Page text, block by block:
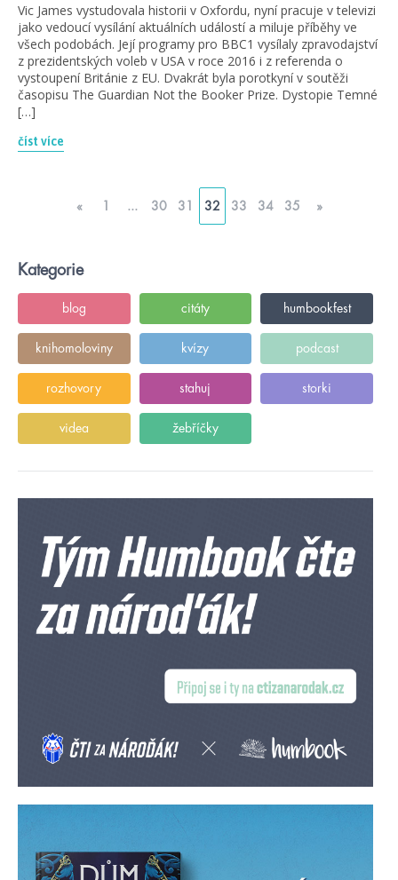
Vic James vystudovala historii v Oxfordu, nyní pracuje v televizi
jako vedoucí vysílání aktuálních událostí a miluje příběhy ve
všech podobách. Její programy pro BBC1 vysílaly zpravodajství
z prezidentských voleb v USA v roce 2016 i z referenda o
vystoupení Británie z EU. Dvakrát byla porotkyní v soutěži
časopisu The Guardian Not the Booker Prize. Dystopie Temné
[…]
číst více
« ... 30 31 32 33 34 35 »
Kategorie
blog citáty humbookfest
knihomoloviny kvízy podcast
rozhovory stahuj storki
videa žebříčky